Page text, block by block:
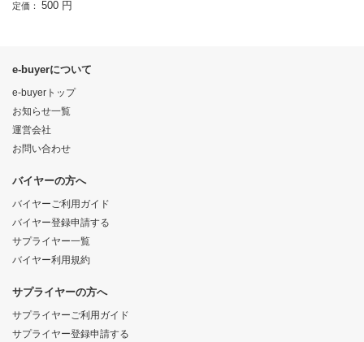
定価： 500 円
e-buyerについて
e-buyerトップ
お知らせ一覧
運営会社
お問い合わせ
バイヤーの方へ
バイヤーご利用ガイド
バイヤー登録申請する
サプライヤー一覧
バイヤー利用規約
サプライヤーの方へ
サプライヤーご利用ガイド
サプライヤー登録申請する